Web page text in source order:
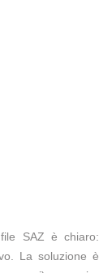
SAZ è chiaro:
La soluzione è